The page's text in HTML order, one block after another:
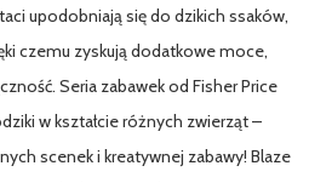
upodobniają się do dzikich ssaków,
czemu zyskują dodatkowe moce,
Seria zabawek od Fisher Price
w kształcie różnych zwierząt –
scenek i kreatywnej zabawy! Blaze